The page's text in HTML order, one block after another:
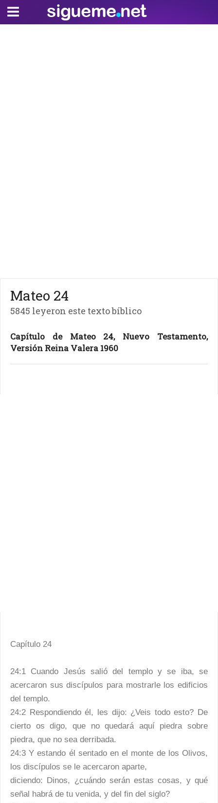
Mateo 24
5845 leyeron este texto bíblico
Capítulo de Mateo 24, Nuevo Testamento,
Versión Reina Valera 1960
Capítulo 24
24:1 Cuando Jesús salió del templo y se iba, se
acercaron sus discípulos para mostrarle los edificios
del templo.
24:2 Respondiendo él, les dijo: ¿Veis todo esto? De
cierto os digo, que no quedará aquí piedra sobre
piedra, que no sea derribada.
24:3 Y estando él sentado en el monte de los Olivos,
los discípulos se le acercaron aparte,
diciendo: Dinos, ¿cuándo serán estas cosas, y qué
señal habrá de tu venida, y del fin del siglo?